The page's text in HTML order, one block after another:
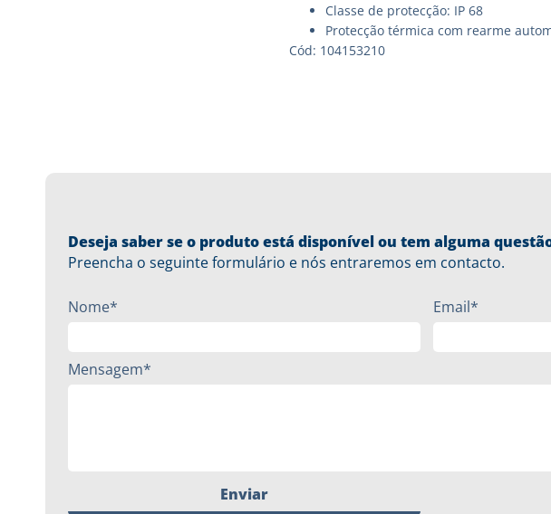
Classe de protecção: IP 68
Protecção térmica com rearme
Cód: 104153210
Deseja saber se o produto está disponível ou tem alguma
Preencha o seguinte formulário e nós entraremos em contacto.
Nome* Email*
Mensagem*
Enviar